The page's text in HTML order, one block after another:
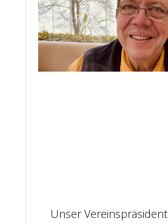
Unser Vereinspräsident